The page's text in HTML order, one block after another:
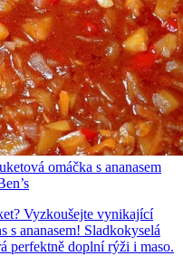
omáčka s ananasem
Vyzkoušejte vynikající
s ananasem! Sladkokyselá
perfektně doplní rýži i maso.